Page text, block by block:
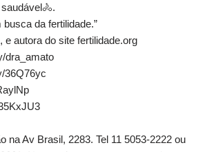
da fertilidade.”
e autora do site fertilidade.org
dra_amato
36Q76yc
na Av Brasil, 2283. Tel 11 5053-2222 ou